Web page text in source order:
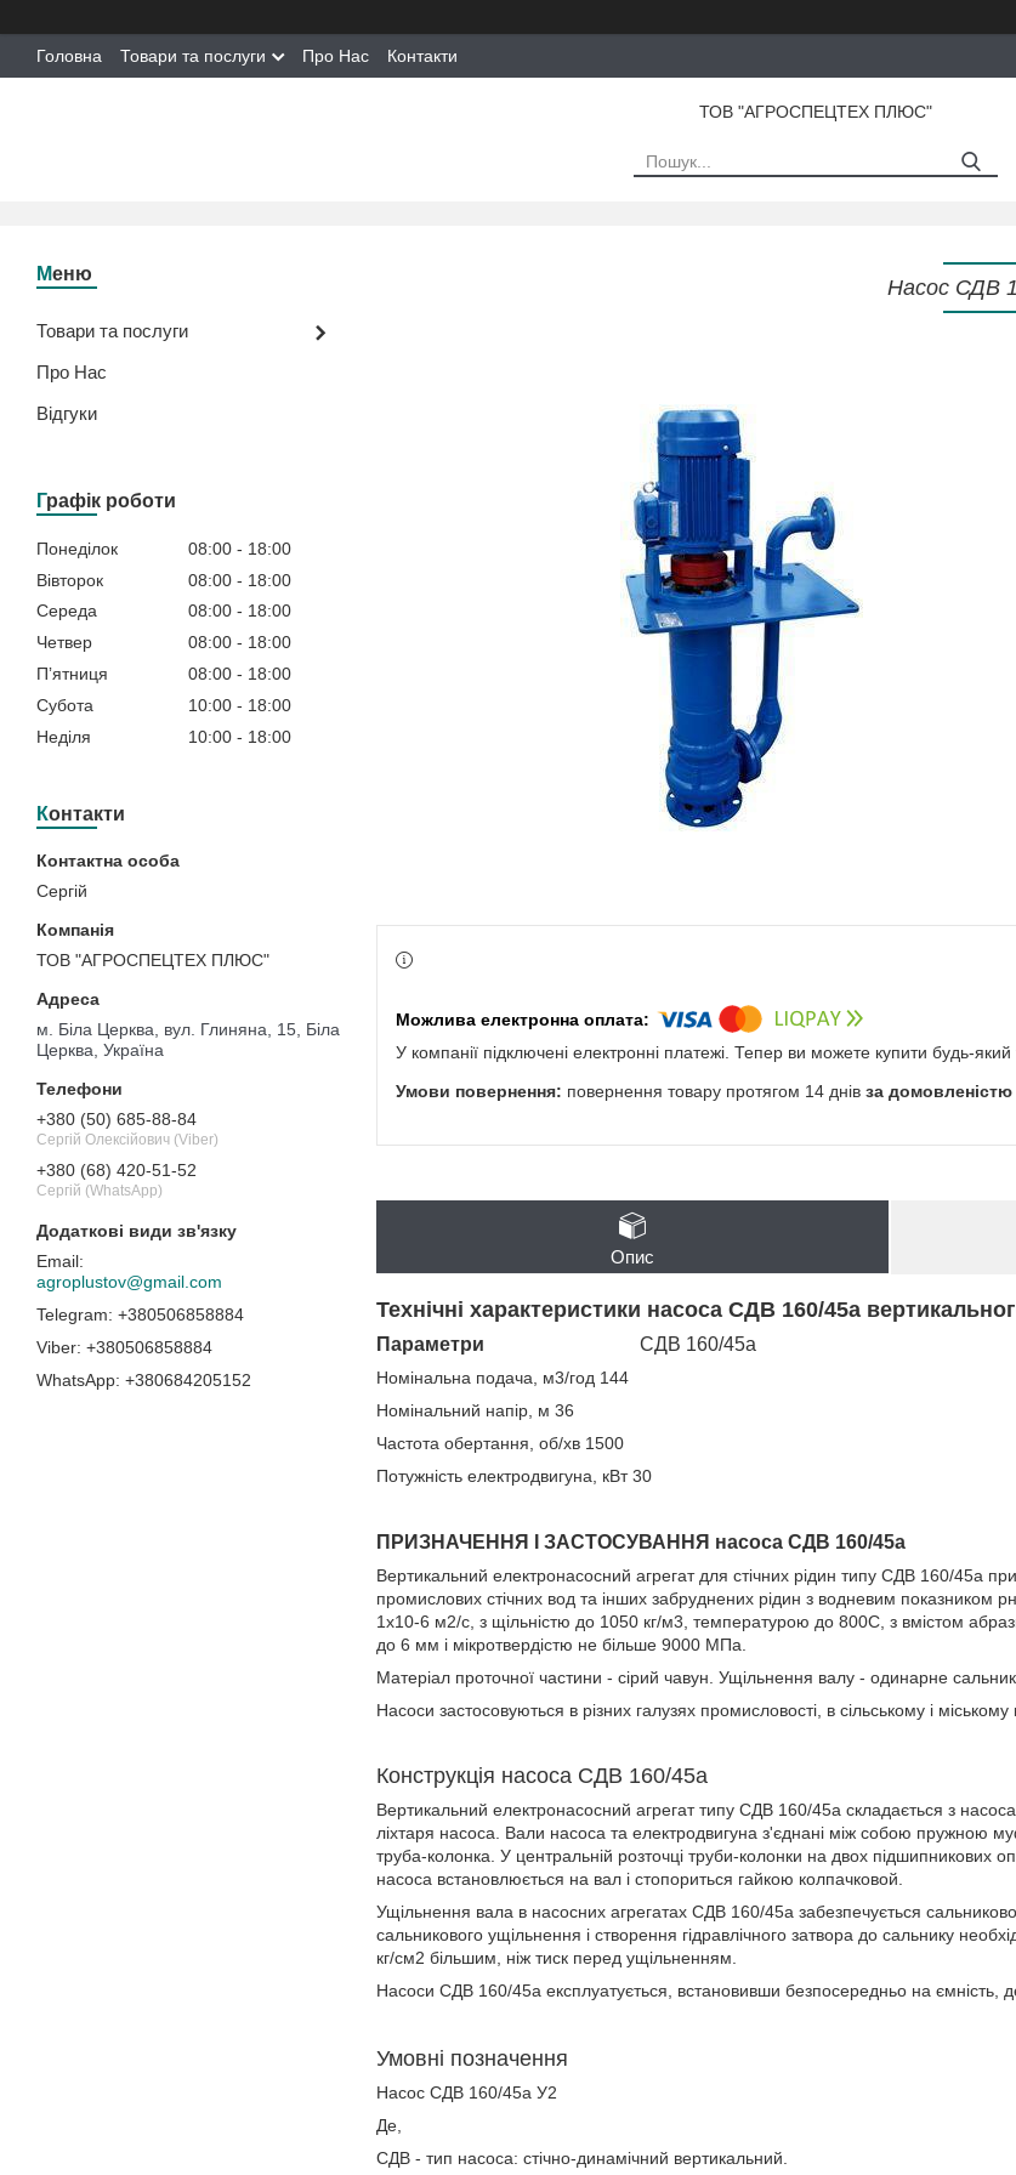
Головна Товари та послуги Про Нас Контакти
ТОВ "АГРОСПЕЦТЕХ ПЛЮС"
Товари та послуги
Про Нас
Відгуки
Графік роботи
Понеділок 08:00
18:00
Вівторок
08:00
18:00
Середа
08:00
18:00
Четвер
08:00
18:00
Пʼятниця
08:00
18:00
Субота
10:00
18:00
Неділя
10:00 18:00
Контакти
Сергій
ТОВ "АГРОСПЕЦТЕХ ПЛЮС"
м. Біла Церква, вул. Глиняна, 15, Біла
Церква, Україна
+380 (50) 685-88-84
Сергій Олексійович (Viber)
+380 (68) 420-51-52
Сергій (WhatsApp)
agroplustov@gmail.com
+380506858884
+380506858884
+380684205152
Насос СДВ
У компанії підключені електронні платежі. Тепер ви можете купити будь-
повернення товару протягом 14 днів за домовленістю
Опис
Технічні характеристики насоса СДВ 160/45а
Параметри СДВ 160/45а
Номінальна подача, м3/год 144
Номінальний напір, м 36
Частота обертання, об/хв 1500
Потужність електродвигуна, кВт 30
ПРИЗНАЧЕННЯ І ЗАСТОСУВАННЯ насоса СДВ 160/45а
Вертикальний електронасосний агрегат для стічних рідин типу СДВ 160/45а
промислових стічних вод та інших забруднених рідин з водневим показником
1х10-6 м2/с, з щільністю до 1050 кг/м3, температурою до 800С, з вмістом
до 6 мм і мікротвердістю не більше 9000 МПа.
Матеріал проточної частини - сірий чавун. Ущільнення валу - одинарне
Насоси застосовуються в різних галузях промисловості, в сільському і
Конструкція насоса СДВ 160/45а
Вертикальний електронасосний агрегат типу СДВ 160/45а складається з
ліхтаря насоса. Вали насоса та електродвигуна з'єднані між собою пружною
труба-колонка. У центральній розточці труби-колонки на двох підшипникових
насоса встановлюється на вал і стопориться гайкою колпачковой.
Ущільнення вала в насосних агрегатах СДВ 160/45а забезпечується
сальникового ущільнення і створення гідравлічного затвора до сальнику
кг/см2 більшим, ніж тиск перед ущільненням.
Насоси СДВ 160/45а експлуатується, встановивши безпосередньо на ємність,
Умовні позначення
Насос СДВ 160/45а У2
Де,
СДВ - тип насоса: стічно-динамічний вертикальний.